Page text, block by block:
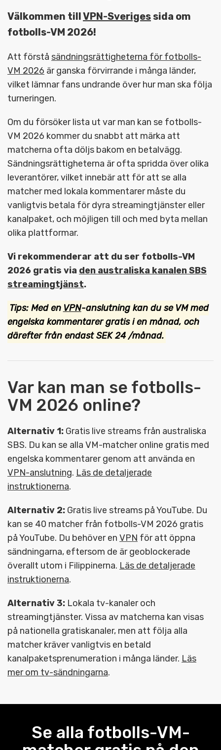
Välkommen tillVPN-Sveriges sida om
fotbolls-VM 2026!
Att förstå sändningsrättigheterna för fotbolls-
VM 2026 är ganska förvirrande i många länder,
vilket lämnar fans undrande över hur man ska följa
turneringen.
Om du försöker lista ut var man kan se fotbolls-
VM 2026 kommer du snabbt att märka att
matcherna ofta döljs bakom en betalvägg.
Sändningsrättigheterna är ofta spridda över olika
leverantörer, vilket innebär att för att se alla
matcher med lokala kommentarer måste du
vanligtvis betala för dyra streamingtjänster eller
kanalpaket, och möjligen till och med byta mellan
olika plattformar.
Vi rekommenderar att du ser fotbolls-VM
2026 gratis via den australiska kanalen SBS
streamingtjänst.
Tips: Med en VPN-anslutning kan du se VM med
engelska kommentarer gratis i en månad, och
därefter från endast SEK 24 /månad.
Var kan man se fotbolls-
VM 2026 online?
Alternativ 1: Gratis live streams från australiska
SBS. Du kan se alla VM-matcher online gratis med
engelska kommentarer genom att använda en
VPN-anslutning. Läs de detaljerade
instruktionerna.
Alternativ 2: Gratis live streams på YouTube. Du
kan se 40 matcher från fotbolls-VM 2026 gratis
på YouTube. Du behöver en VPN för att öppna
sändningarna, eftersom de är geoblockerade
överallt utom i Filippinerna. Läs de detaljerade
instruktionerna.
Alternativ 3: Lokala tv-kanaler och
streamingtjänster. Vissa av matcherna kan visas
på nationella gratiskanaler, men att följa alla
matcher kräver vanligtvis en betald
kanalpaketsprenumeration i många länder. Läs
mer om tv-sändningarna.
Se alla fotbolls-VM-